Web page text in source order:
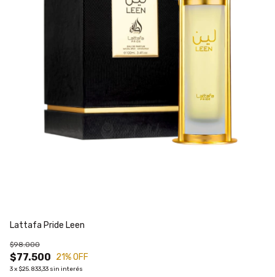
Lattafa Pride Leen
$77.500
$98.000
21% OFF
3x $25.833,33 sin interés